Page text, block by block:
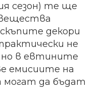
сезон) те ще
декори
не
но в евтините
емисиите на
да бъдат